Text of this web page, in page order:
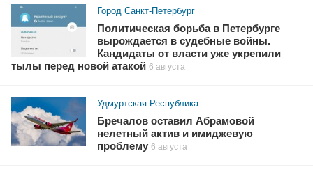
Город Санкт-Петербург
Политическая борьба в Петербурге
вырождается в судебные войны.
Кандидаты от власти уже укрепили
тылы перед новой атакой 6 августа
Удмуртская Республика
Бречалов оставил Абрамовой
нелетный актив и имиджевую
проблему 6 августа